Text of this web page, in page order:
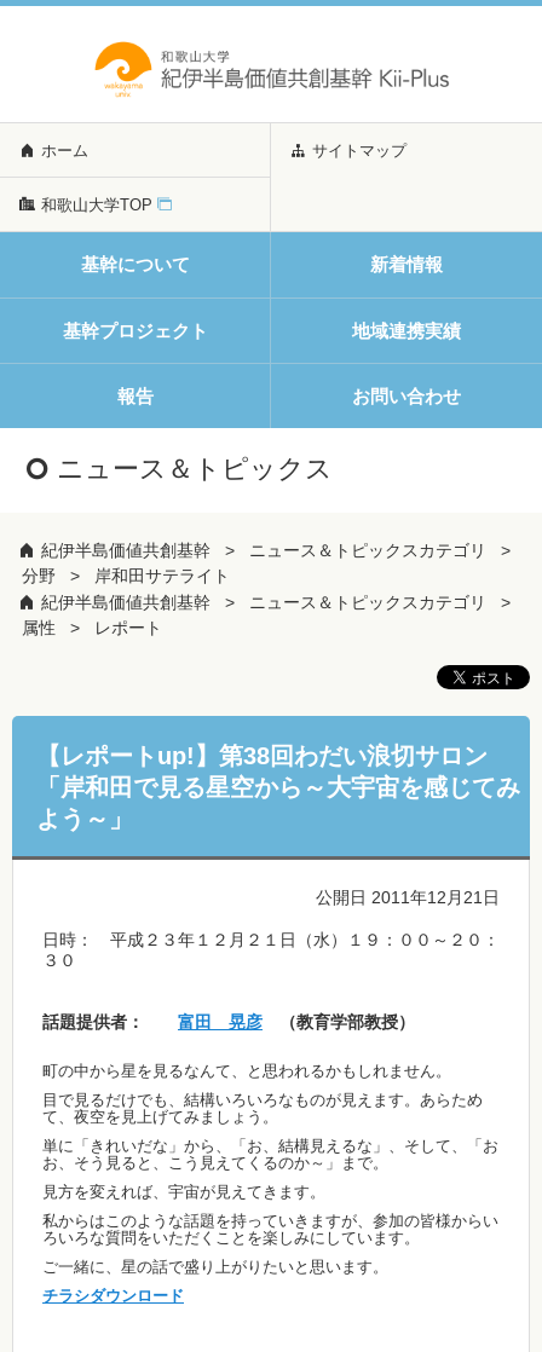
ホーム サイトマップ
和歌山大学TOP
基幹について 新着情報
基幹プロジェクト 地域連携実績
報告 お問い合わせ
ニュース＆トピックス
紀伊半島価値共創基幹
ニュース＆トピックスカテゴリ
分野
岸和田サテライト
紀伊半島価値共創基幹
ニュース＆トピックスカテゴリ
属性
レポート
【レポートup!】第38回わだい浪切サロン
「岸和田で見る星空から～大宇宙を感じてみ
よう～」
公開日 2011年12月21日
日時： 平成２３年１２月２１日（水）１９：００～２０：
３０
話題提供者： 富田 晃彦 （教育学部教授）
町の中から星を見るなんて、と思われるかもしれません。
目で見るだけでも、結構いろいろなものが見えます。あらため
て、夜空を見上げてみましょう。
単に「きれいだな」から、「お、結構見えるな」、そして、「お
お、そう見ると、こう見えてくるのか～」まで。
見方を変えれば、宇宙が見えてきます。
私からはこのような話題を持っていきますが、参加の皆様からい
ろいろな質問をいただくことを楽しみにしています。
ご一緒に、星の話で盛り上がりたいと思います。
チラシダウンロード